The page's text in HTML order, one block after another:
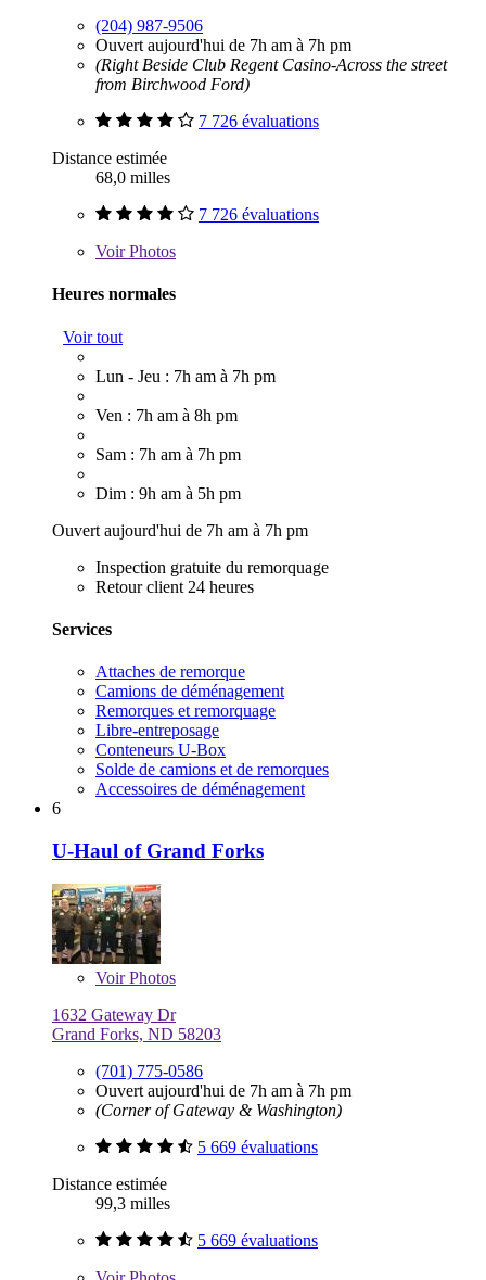
(204) 987-9506
Ouvert aujourd'hui de 7h am à 7h pm
(Right Beside Club Regent Casino-Across the street
from Birchwood Ford)
7 726 évaluations
Distance estimée
68,0 milles
7 726 évaluations
VoirPhotos
Heures normales
Voir tout
Lun - Jeu : 7h am à 7h pm
Ven : 7h am à 8h pm
Sam : 7h am à 7h pm
Dim : 9h am à 5h pm
Ouvert aujourd'hui de 7h am à 7h pm
Inspection gratuite du remorquage
Retour client 24 heures
Services
Attaches de remorque
Camions de déménagement
Remorques et remorquage
Libre-entreposage
Conteneurs U-Box
Solde de camions et de remorques
Accessoires de déménagement
6
U-Haul of Grand Forks
VoirPhotos
1632 Gateway Dr
Grand Forks, ND 58203
(701) 775-0586
Ouvert aujourd'hui de 7h am à 7h pm
(Corner of Gateway & Washington)
5 669 évaluations
Distance estimée
99,3 milles
5 669 évaluations